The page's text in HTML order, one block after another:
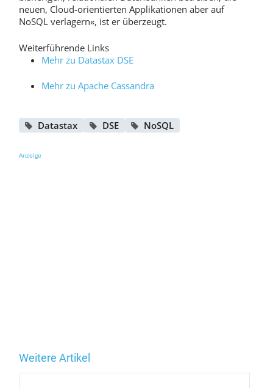
neuen, Cloud-orientierten Applikationen aber auf
NoSQL verlagern«, ist er überzeugt.
Weiterführende Links
Mehr zu Datastax DSE
Mehr zu Apache Cassandra
Datastax DSE NoSQL
Anzeige
Weitere Artikel